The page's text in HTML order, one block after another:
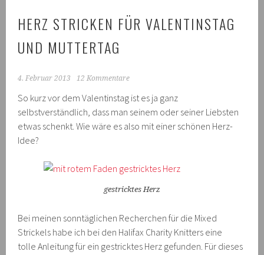
HERZ STRICKEN FÜR VALENTINSTAG
UND MUTTERTAG
4. Februar 2013 12 Kommentare
So kurz vor dem Valentinstag ist es ja ganz
selbstverständlich, dass man seinem oder seiner Liebsten
etwas schenkt. Wie wäre es also mit einer schönen Herz-
Idee?
gestricktes Herz
Bei meinen sonntäglichen Recherchen für die Mixed
Strickels habe ich bei den Halifax Charity Knitters eine
tolle Anleitung für ein gestricktes Herz gefunden. Für dieses